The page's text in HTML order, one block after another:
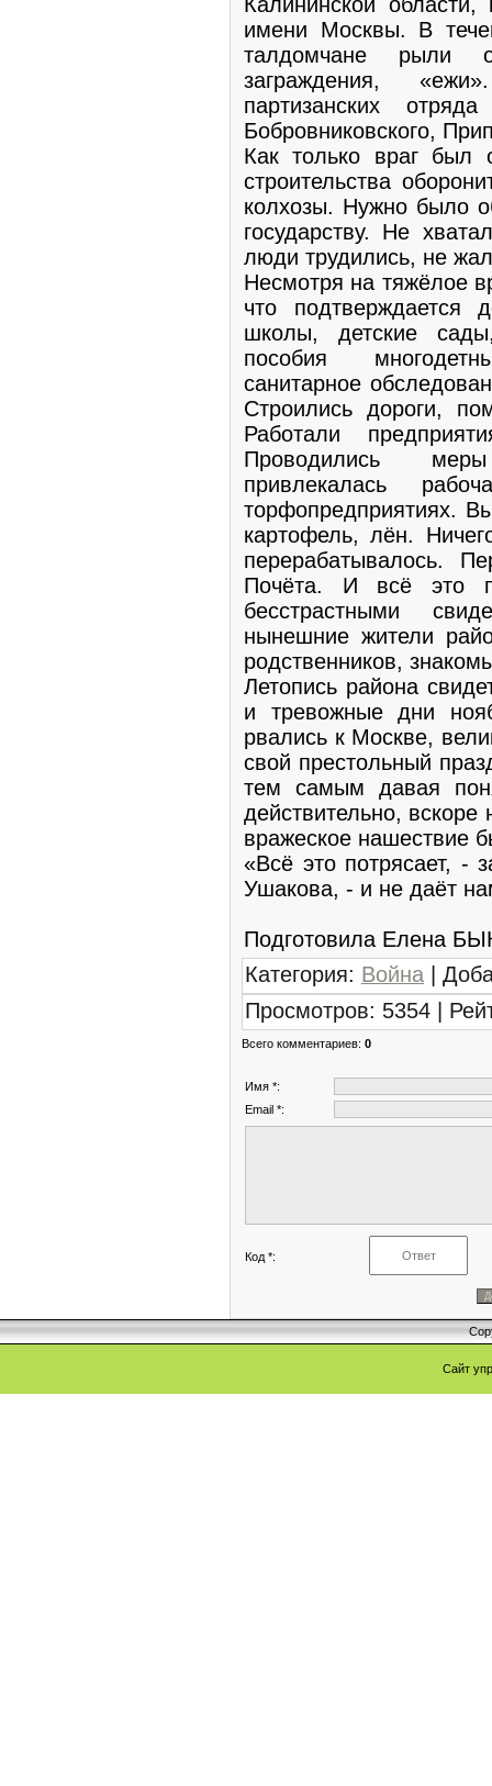
имени Москвы. В
талдомчане рыли
заграждения,
партизанских
Бобровниковского,
Как только враг был
строительства
колхозы. Нужно было
государству. Не
люди трудились, не
Несмотря на тяжёлое
что подтверждается
школы, детские
пособия
санитарное
Строились дороги,
Работали
Проводились
привлекалась
торфопредприятиях.
картофель, лён.
перерабатывалось.
Почёта. И всё это
бесстрастными
нынешние жители
родственников,
Летопись района
и тревожные дни
рвались к Москве,
свой престольный
тем самым давая
действительно,
вражеское нашествие
«Всё это потрясает, -
Ушакова, - и не даёт
Подготовила Елена
Категория: Война |
Просмотров: 5354 |
Всего комментариев: 0
Имя *:
Email *:
Код *:
Сайт